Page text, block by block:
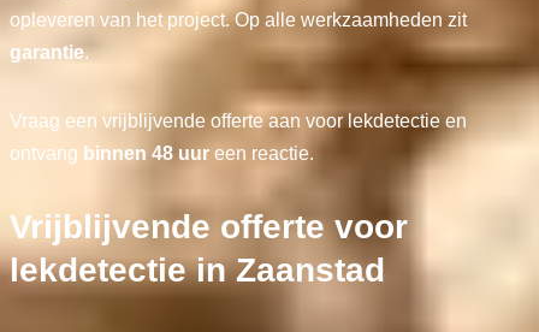
opleveren van het project. Op alle werkzaamheden zit
garantie.
Vraag een vrijblijvende offerte aan voor lekdetectie en
ontvang binnen 48 uureen reactie.
Vrijblijvende offerte voor
lekdetectie in Zaanstad